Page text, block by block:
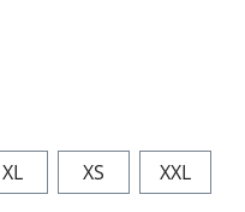
XL XS XXL